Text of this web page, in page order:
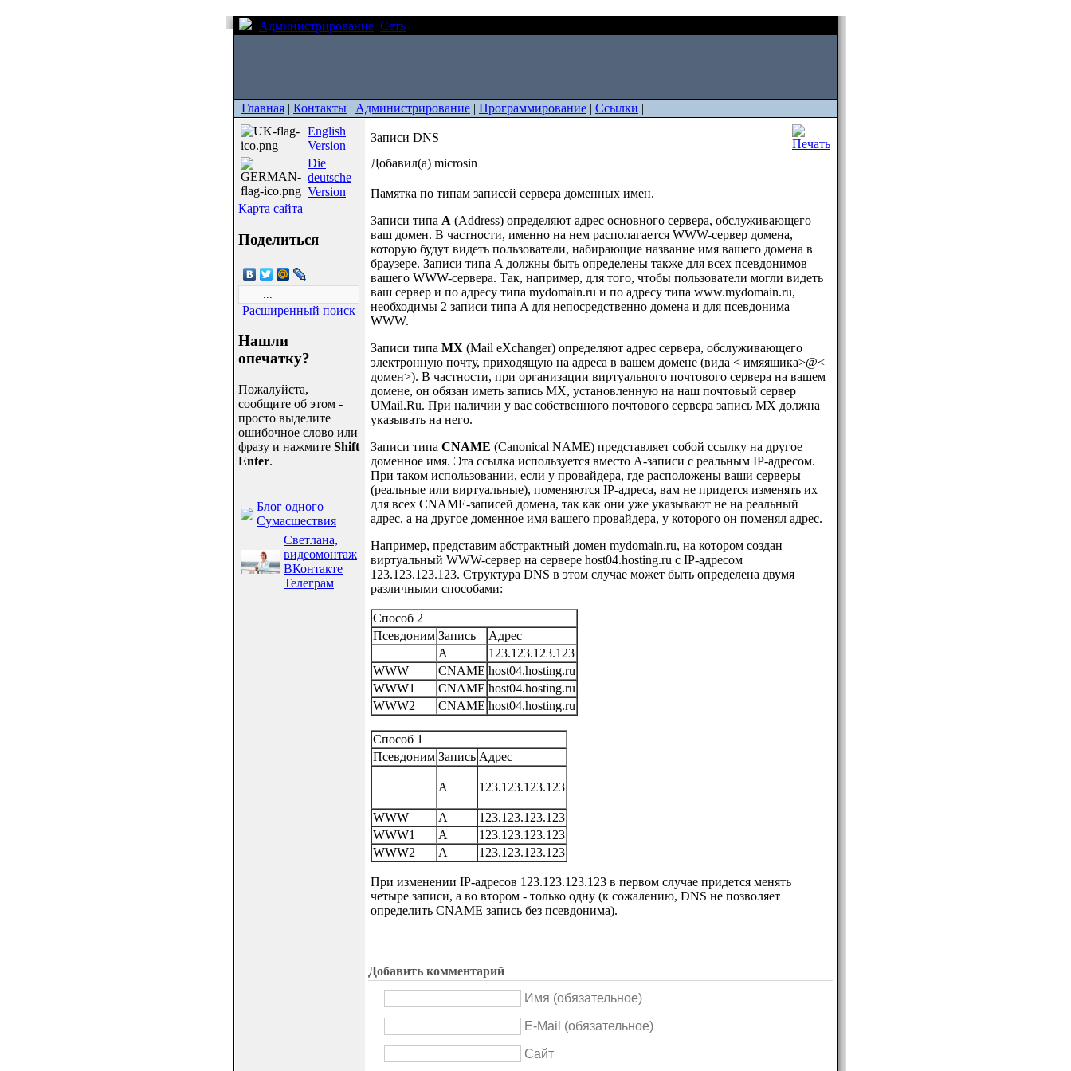
Администрирование Сеть
| Главная | Контакты | Администрирование | Программирование | Ссылки |
English
Version
Die
deutsche
Version
Карта сайта
Поделиться
Расширенный поиск
Нашли
опечатку?
Пожалуйста,
сообщите об этом -
просто выделите
ошибочное слово или
фразу и нажмите Shift
Enter.
Блог одного
Сумасшествия
Светлана,
видеомонтаж
ВКонтакте
Телеграм
Записи DNS
Добавил(а) microsin
Памятка по типам записей сервера доменных имен.
Записи типа A (Address) определяют адрес основного сервера, обслуживающего
ваш домен. В частности, именно на нем располагается WWW-сервер домена,
которую будут видеть пользователи, набирающие название имя вашего домена в
браузере. Записи типа A должны быть определены также для всех псевдонимов
вашего WWW-сервера. Так, например, для того, чтобы пользователи могли видеть
ваш сервер и по адресу типа mydomain.ru и по адресу типа www.mydomain.ru,
необходимы 2 записи типа A для непосредственно домена и для псевдонима
WWW.
Записи типа MX (Mail eXchanger) определяют адрес сервера, обслуживающего
электронную почту, приходящую на адреса в вашем домене (вида < имяящика>@<
домен>). В частности, при организации виртуального почтового сервера на вашем
домене, он обязан иметь запись MX, установленную на наш почтовый сервер
UMail.Ru. При наличии у вас собственного почтового сервера запись MX должна
указывать на него.
Записи типа CNAME (Canonical NAME) представляет собой ссылку на другое
доменное имя. Эта ссылка используется вместо A-записи с реальным IP-адресом.
При таком использовании, если у провайдера, где расположены ваши серверы
(реальные или виртуальные), поменяются IP-адреса, вам не придется изменять их
для всех CNAME-записей домена, так как они уже указывают не на реальный
адрес, а на другое доменное имя вашего провайдера, у которого он поменял адрес.
Например, представим абстрактный домен mydomain.ru, на котором создан
виртуальный WWW-сервер на сервере host04.hosting.ru с IP-адресом
123.123.123.123. Структура DNS в этом случае может быть определена двумя
различными способами:
Способ 2
Псевдоним Запись
Адрес
A
123.123.123.123
WWW
CNAME host04.hosting.ru
WWW1
CNAME host04.hosting.ru
WWW2
CNAME host04.hosting.ru
Способ 1
Псевдоним Запись Адрес
A 123.123.123.123
WWW A
123.123.123.123
WWW1
A
123.123.123.123
WWW2
A 123.123.123.123
При изменении IP-адресов 123.123.123.123 в первом случае придется менять
четыре записи, а во втором - только одну (к сожалению, DNS не позволяет
определить CNAME запись без псевдонима).
Добавить комментарий
Имя (обязательное)
E-Mail (обязательное)
Сайт